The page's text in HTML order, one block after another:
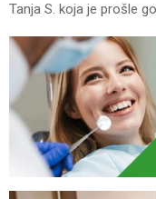
Tanja S. koja je prošle